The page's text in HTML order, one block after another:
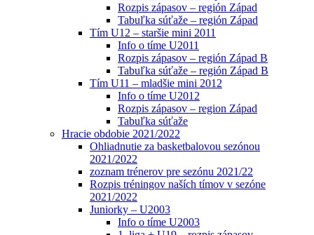
Rozpis zápasov – región Západ
Tabuľka súťaže – región Západ
Tím U12 – staršie mini 2011
Info o tíme U2011
Rozpis zápasov – región Západ B
Tabuľka súťaže – región Západ B
Tím U11 – mladšie mini 2012
Info o tíme U2012
Rozpis zápasov – region Západ
Tabuľka súťaže
Hracie obdobie 2021/2022
Ohliadnutie za basketbalovou sezónou
2021/2022
zoznam trénerov pre sezónu 2021/22
Rozpis tréningov naších tímov v sezóne
2021/2022
Juniorky – U2003
Info o tíme U2003